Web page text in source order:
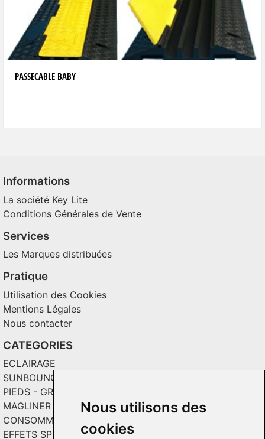
Nous utilisons des
cookies
PASSECABLE BABY
Informations
La société Key Lite
Conditions Générales de Vente
Services
Les Marques distribuées
Pratique
Utilisation des Cookies
Mentions Légales
Nous contacter
CATEGORIES
ECLAIRAGE
SUNBOUNCE
PIEDS - GRIPS - TOILES
MAGLINER CHARIOTS
CONSOMMABLES / SOLS VINYL
EFFETS SPECIAUX ET INCRUSTATION